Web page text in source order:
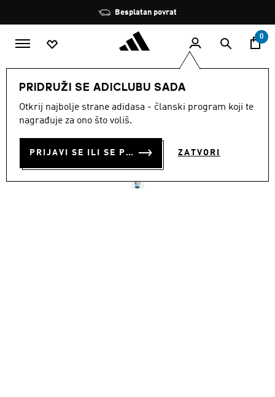
Zaustavi
rotaciju
Besplatan povrat
0
PRIDRUŽI SE ADICLUBU SADA
Otkrij najbolje strane adidasa - članski program koji te
nagrađuje za ono što voliš.
PRIJAVI SE ILI SE PRIDRUŽI SADA ZATVORI
DOMAĆI DRES ARGENTINA
26